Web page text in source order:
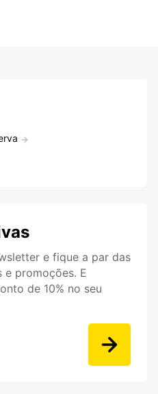
e fique a par das
e promoções. E
de 10% no seu